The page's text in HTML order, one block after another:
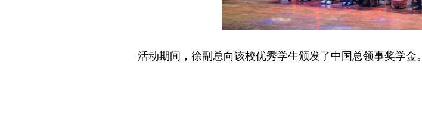
活动期间，徐副总向该校优秀学生颁发了中国总领事奖学金。